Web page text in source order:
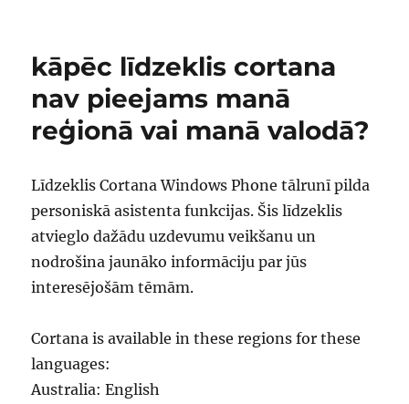
kāpēc līdzeklis cortana
nav pieejams manā
reģionā vai manā valodā?
Līdzeklis Cortana Windows Phone tālrunī pilda
personiskā asistenta funkcijas. Šis līdzeklis
atvieglo dažādu uzdevumu veikšanu un
nodrošina jaunāko informāciju par jūs
interesējošām tēmām.
Cortana is available in these regions for these
languages:
Australia: English